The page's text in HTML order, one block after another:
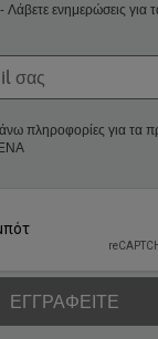
ενημερώσεις για
πληροφορίες για τα
ΕΓΓΡΑΦΕΊΤΕ